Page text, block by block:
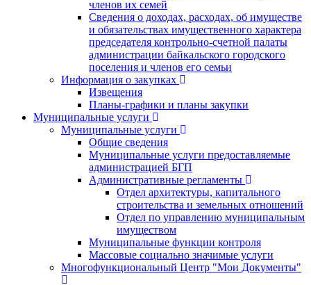
членов их семей
Сведения о доходах, расходах, об имуществе
и обязательствах имущественного характера
председателя контрольно-счетной палаты
администрации байкальского городского
поселения и членов его семьи
Информация о закупках
Извещения
Планы-графики и планы закупки
Муниципальные услуги
Муниципальные услуги
Общие сведения
Муниципальные услуги предоставляемые
администрацией БГП
Административные регламенты
Отдел архитектуры, капитального
строительства и земельных отношений
Отдел по управлению муниципальным
имуществом
Муниципальные функции контроля
Массовые социально значимые услуги
Многофункциональный Центр "Мои Документы"